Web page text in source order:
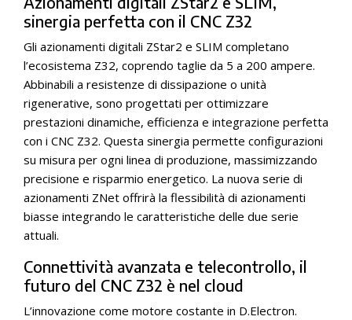
sinergia perfetta con il CNC Z32
Gli azionamenti digitali ZStar2 e SLIM completano
l’ecosistema Z32, coprendo taglie da 5 a 200 ampere.
Abbinabili a resistenze di dissipazione o unità
rigenerative, sono progettati per ottimizzare
prestazioni dinamiche, efficienza e integrazione perfetta
con i CNC Z32. Questa sinergia permette configurazioni
su misura per ogni linea di produzione, massimizzando
precisione e risparmio energetico. La nuova serie di
azionamenti ZNet offrirà la flessibilità di azionamenti
biasse integrando le caratteristiche delle due serie
attuali.
Connettività avanzata e telecontrollo, il
futuro del CNC Z32 è nel cloud
L’innovazione come motore costante in D.Electron.